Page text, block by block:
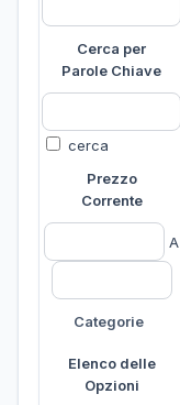
Cerca per
Parole Chiave
cerca
Prezzo
Corrente
A
Categorie
Elenco delle
Opzioni